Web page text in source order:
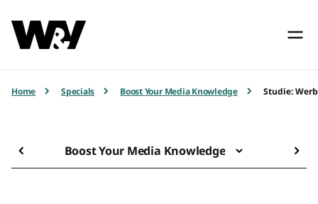
Home Specials Boost Your Media Knowledge Studie:
Boost Your Media Knowledge